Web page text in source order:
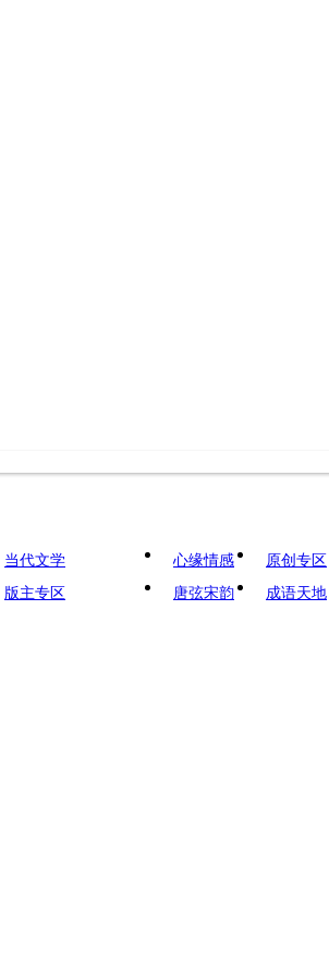
当代文学
版主专区
心缘情感 原创专区
唐弦宋韵
成语天地